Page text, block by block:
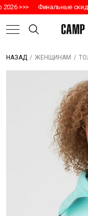
>>> Финальные
НАЗАД / ЖЕНЩИНАМ /